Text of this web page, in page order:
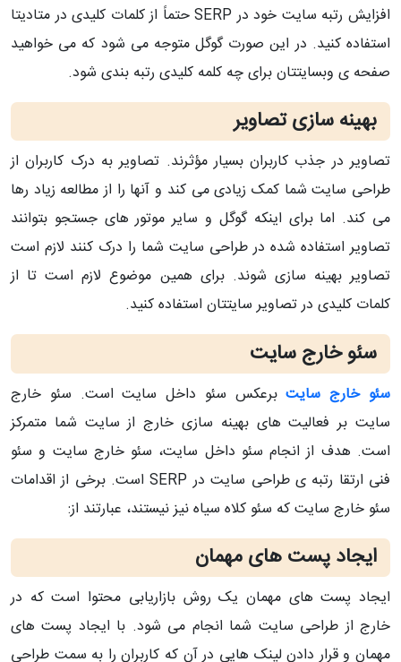
افزایش رتبه سایت خود در SERP
حتماً از کلمات کلیدی در متادیتا
استفاده کنید. در این صورت گوگل متوجه می شود که می خواهید
صفحه ی وبسایتتان برای چه کلمه کلیدی رتبه بندی شود.
بهینه سازی تصاویر
تصاویر در جذب کاربران بسیار مؤثرند. تصاویر به درک کاربران از
طراحی سایت شما کمک زیادی می کند و آنها را از مطالعه زیاد رها
می کند. اما برای اینکه گوگل و سایر موتور های جستجو بتوانند
تصاویر استفاده شده در طراحی سایت شما را درک کنند لازم است
تصاویر بهینه سازی شوند. برای همین موضوع لازم است تا از
کلمات کلیدی در تصاویر سایتتان استفاده کنید.
سئو خارج سایت
سئو خارج سایتبرعکس سئو داخل سایت است. سئو خارج
سایت بر فعالیت های بهینه سازی خارج از سایت شما متمرکز
است. هدف از انجام سئو داخل سایت، سئو خارج سایت و سئو
فنی ارتقا رتبه ی طراحی سایت در SERP است. برخی از اقدامات
سئو خارج سایت که سئو کلاه سیاه نیز نیستند، عبارتند از:
ایجاد پست های مهمان
ایجاد پست های مهمان یک روش بازاریابی محتوا است که در
خارج از طراحی سایت شما انجام می شود. با ایجاد پست های
مهمان و قرار دادن لینک هایی در آن که کاربران را به سمت طراحی